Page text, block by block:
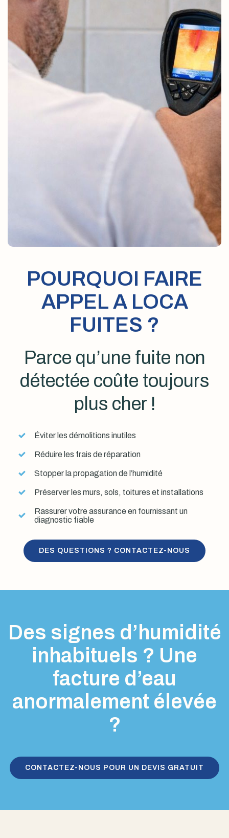
POURQUOI FAIRE
APPEL A LOCA
FUITES ?
Parce qu’une fuite non
détectée coûte toujours
plus cher !
Éviter les démolitions inutiles
Réduire les frais de réparation
Stopper la propagation de l’humidité
Préserver les murs, sols, toitures et installations
Rassurer votre assurance en fournissant un
diagnostic fiable
DES QUESTIONS ? CONTACTEZ-NOUS
Des signes d’humidité
inhabituels ? Une
facture d’eau
anormalement élevée
?
CONTACTEZ-NOUS POUR UN DEVIS GRATUIT